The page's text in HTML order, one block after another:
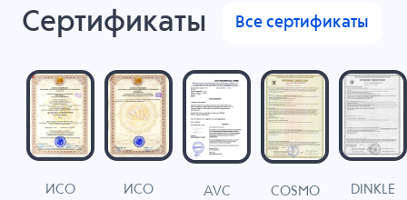
Сертификаты Все сертификаты
ИСО
ИСО
AVC COSMO DINKLE